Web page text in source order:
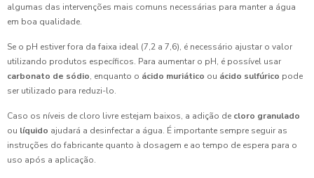
algumas das intervenções mais comuns necessárias para manter a água
em boa qualidade.
Se o pH estiver fora da faixa ideal (7,2 a 7,6), é necessário ajustar o valor
utilizando produtos específicos. Para aumentar o pH, é possível usar
carbonato de sódio, enquanto o ácido muriático ou ácido sulfúrico pode
ser utilizado para reduzi-lo.
Caso os níveis de cloro livre estejam baixos, a adição de cloro granulado
ou líquido ajudará a desinfectar a água. É importante sempre seguir as
instruções do fabricante quanto à dosagem e ao tempo de espera para o
uso após a aplicação.